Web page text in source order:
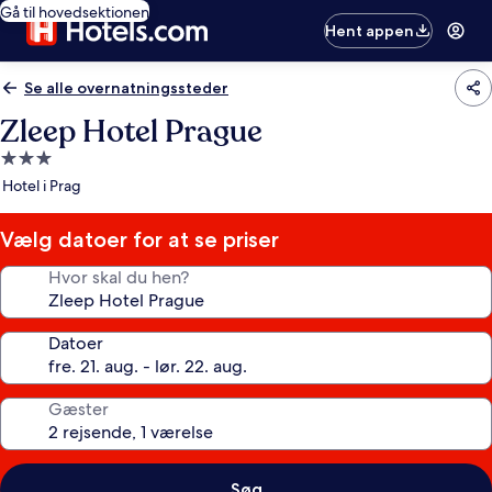
Gå til hovedsektionen
Hent appen
Se alle overnatningssteder
Zleep Hotel Prague
3.0-
stjernet
Hotel i Prag
Vælg datoer for at se priser
Hvor skal du hen?
Datoer
Gæster